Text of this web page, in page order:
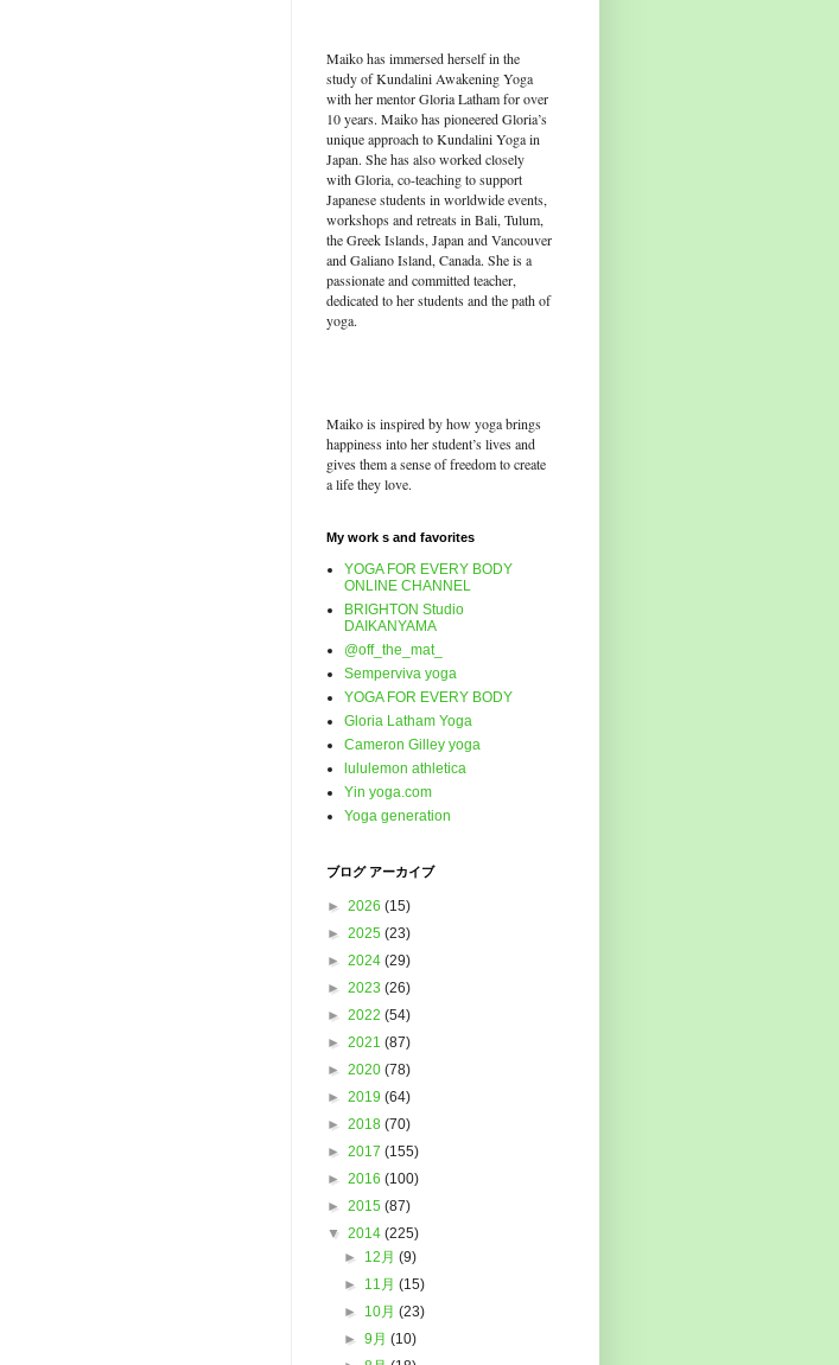
Maiko has immersed herself in the
study of Kundalini Awakening Yoga
with her mentor Gloria Latham for over
10 years. Maiko has pioneered Gloria’s
unique approach to Kundalini Yoga in
Japan. She has also worked closely
with Gloria, co-teaching to support
Japanese students in worldwide events,
workshops and retreats in Bali, Tulum,
the Greek Islands, Japan and Vancouver
and Galiano Island, Canada. She is a
passionate and committed teacher,
dedicated to her students and the path of
yoga.
Maiko is inspired by how yoga brings
happiness into her student’s lives and
gives them a sense of freedom to create
a life they love.
My work s and favorites
YOGA FOR EVERY BODY
ONLINE CHANNEL
BRIGHTON Studio
DAIKANYAMA
@off_the_mat_
Semperviva yoga
YOGA FOR EVERY BODY
Gloria Latham Yoga
Cameron Gilley yoga
lululemon athletica
Yin yoga.com
Yoga generation
ブログ アーカイブ
► 2026 (15)
► 2025 (23)
► 2024 (29)
► 2023 (26)
► 2022 (54)
► 2021 (87)
► 2020 (78)
► 2019 (64)
► 2018 (70)
► 2017 (155)
► 2016 (100)
► 2015 (87)
▼ 2014 (225)
► 12月(9)
► 11月(15)
► 10月(23)
►9月(10)